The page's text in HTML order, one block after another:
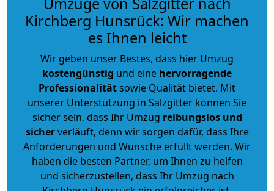
Kirchberg Hunsrück: Wir machen
es Ihnen leicht
Wir geben unser Bestes, dass hier Umzug
kostengünstig und eine hervorragende
Professionalitätsowie Qualität bietet. Mit
unserer Unterstützung in Salzgitter können Sie
sicher sein, dass Ihr Umzug reibungslos und
sicherverläuft, denn wir sorgen dafür, dass Ihre
Anforderungen und Wünsche erfüllt werden. Wir
haben die besten Partner, um Ihnen zu helfen
und sicherzustellen, dass Ihr Umzug nach